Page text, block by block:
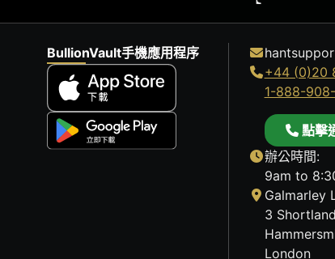
BullionVault手機應用程序
+44 (0)20
1-888-
點擊
辦公時間:
9am to
Galmarley
3
London